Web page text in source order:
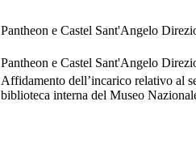
Pantheon e Castel Sant'Angelo
Pantheon e Castel Sant'Angelo
Affidamento dell’incarico relativo al
biblioteca interna del Museo